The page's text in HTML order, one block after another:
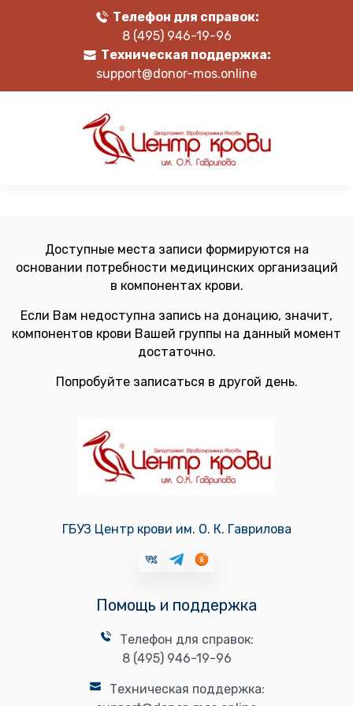
Телефон для справок:
8 (495) 946-19-96
Техническая поддержка:
support@donor-mos.online
Доступные места записи формируются на
основании потребности медицинских организаций
в компонентах крови.
Если Вам недоступна запись на донацию, значит,
компонентов крови Вашей группы на данный момент
достаточно.
Попробуйте записаться в другой день.
ГБУЗ Центр крови им. О. К. Гаврилова
Помощь и поддержка
Телефон для справок:
8 (495) 946-19-96
Техническая поддержка: